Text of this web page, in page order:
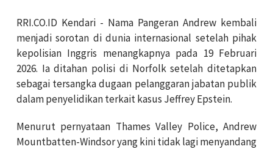
RRI.CO.ID Kendari - Nama Pangeran Andrew kembali
menjadi sorotan di dunia internasional setelah pihak
kepolisian Inggris menangkapnya pada 19 Februari
2026. Ia ditahan polisi di Norfolk setelah ditetapkan
sebagai tersangka dugaan pelanggaran jabatan publik
dalam penyelidikan terkait kasus Jeffrey Epstein.
Menurut pernyataan Thames Valley Police, Andrew
Mountbatten-Windsor yang kini tidak lagi menyandang